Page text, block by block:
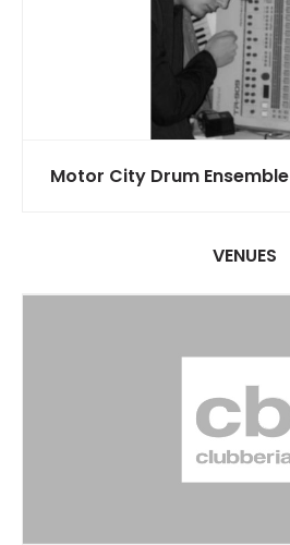
Motor City Drum Ensemble
VENUES